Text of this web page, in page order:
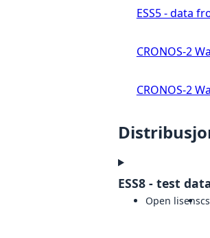
ESS5 - data
CRONOS-2
CRONOS-2
ESS8 - test
Open lisens